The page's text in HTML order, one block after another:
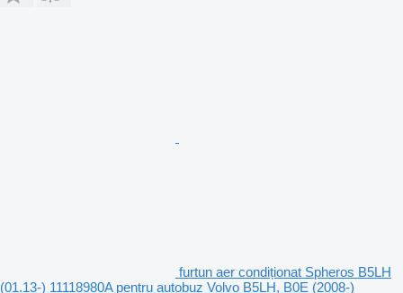
furtun aer condiționat Spheros B5LH
(01.13-) 11118980A pentru autobuz Volvo B5LH, B0E (2008-)